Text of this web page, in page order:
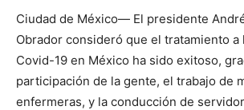
Ciudad de México— El presidente
Obrador consideró que el tratamiento a
Covid-19 en México ha sido exitoso,
participación de la gente, el trabajo de
enfermeras, y la conducción de